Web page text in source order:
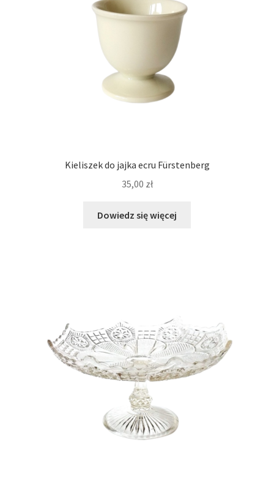
Kieliszek do jajka ecru Fürstenberg
35,00 zł
Dowiedz się więcej